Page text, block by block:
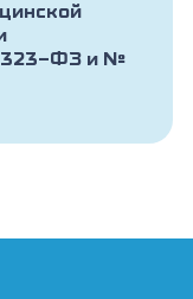
323-ФЗ и №